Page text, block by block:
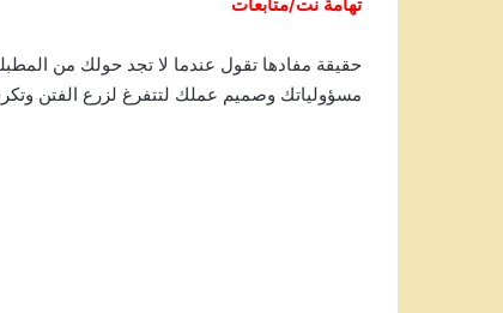
حقيقة مفادها تقول عندما لا تجد حولك من
مسؤولياتك وصميم عملك لتتفرغ لزرع الفتن